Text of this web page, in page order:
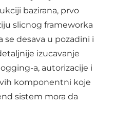
bazirana, prvo
slicnog frameworka
se desava u pozadini i
izucavanje
a, autorizacije i
komponentni koje
sistem mora da